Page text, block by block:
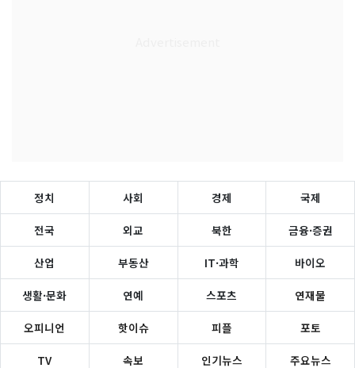
정치 사회 경제 국제
전국 외교 북한 금융·증권
산업 부동산 IT·과학 바이오
생활·문화 연예 스포츠 연재물
오피니언 핫이슈 피플 포토
TV 속보 인기뉴스 주요뉴스